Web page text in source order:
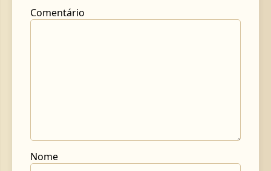
Comentário
Nome